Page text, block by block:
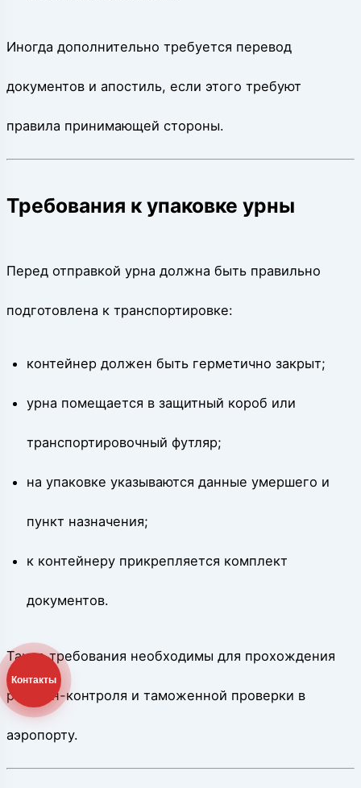
Иногда дополнительно требуется перевод
документов и апостиль, если этого требуют
правила принимающей стороны.
Требования к упаковке урны
Перед отправкой урна должна быть правильно
подготовлена к транспортировке:
контейнер должен быть герметично закрыт;
урна помещается в защитный короб или
транспортировочный футляр;
на упаковке указываются данные умершего и
пункт назначения;
к контейнеру прикрепляется комплект
документов.
Такие требования необходимы для прохождения
рентген-контроля и таможенной проверки в
аэропорту.
Контакты